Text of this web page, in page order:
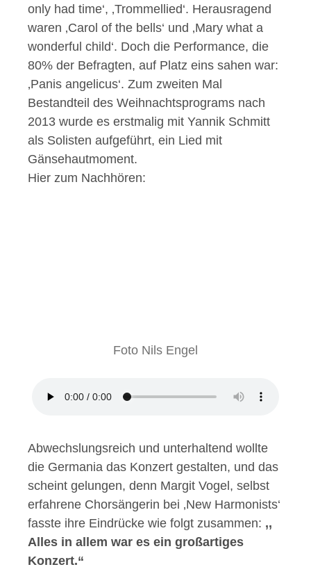
only had time‘, ‚Trommellied‘. Herausragend
waren ‚Carol of the bells‘ und ‚Mary what a
wonderful child‘. Doch die Performance, die
80% der Befragten, auf Platz eins sahen war:
‚Panis angelicus‘. Zum zweiten Mal
Bestandteil des Weihnachtsprograms nach
2013 wurde es erstmalig mit Yannik Schmitt
als Solisten aufgeführt, ein Lied mit
Gänsehautmoment.
Hier zum Nachhören:
Foto Nils Engel
Abwechslungsreich und unterhaltend wollte
die Germania das Konzert gestalten, und das
scheint gelungen, denn Margit Vogel, selbst
erfahrene Chorsängerin bei ‚New Harmonists‘
fasste ihre Eindrücke wie folgt zusammen: ‚,
Alles in allem war es ein großartiges
Konzert.“